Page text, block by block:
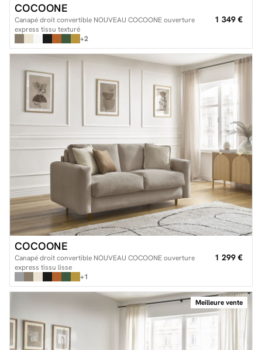
COCOONE
Canapé droit convertible NOUVEAU COCOONE ouverture
express tissu texturé
1 349 €
+2
COCOONE
Canapé droit convertible NOUVEAU COCOONE ouverture
express tissu lisse
1 299 €
+1
Meilleure vente